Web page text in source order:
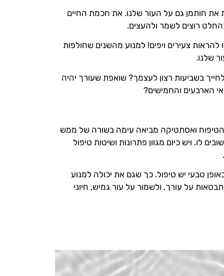
את חותמן גם על העור שלנו. את חכמת החיים
רוצים לשמר ולהעצים.
צעירים ויפים! למנוע מהשנים שחולפות
שלנו.
בשביעות רצון לעצמך? שואפת שעורך יהיה
הארבעים והחמישים?
ואסתטיקה מביאה עימה בשורה של ממש
לו. ויש כיום מגוון פתרונות ושיטות טיפול
טבעי יש טיפול. כך שגם את יכולה למנוע
על עורך, ולשמור על עור גמיש, חיוני